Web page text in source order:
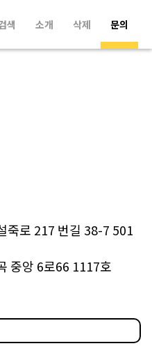
색 소개 삭제 문의
죽로 217 번길 38-7 501
중앙 6로66 1117호